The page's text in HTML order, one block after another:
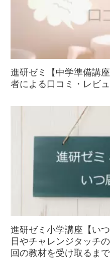
進研ゼミ【中学準備講
者による口コミ・レビ
進研ゼミ小学講座【い
日やチャレンジタッチ
回の教材を受け取るま